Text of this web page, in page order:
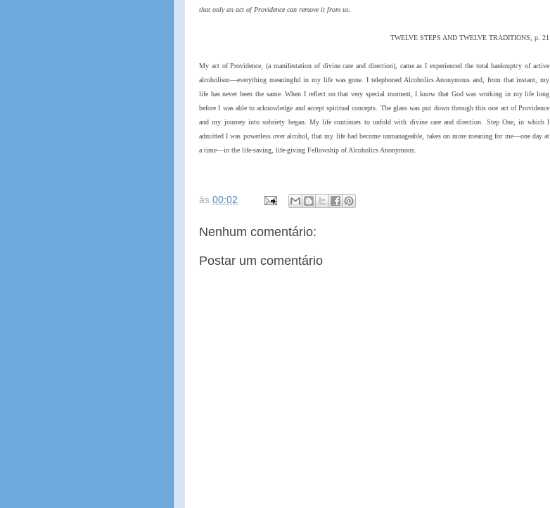
that only an act of Providence can remove it from us.
TWELVE STEPS AND TWELVE TRADITIONS, p. 21
My act of Providence, (a manifestation of divine care and direction), came as I experienced the total bankruptcy of active
alcoholism—everything meaningful in my life was gone. I telephoned Alcoholics Anonymous and, from that instant, my
life has never been the same. When I reflect on that very special moment, I know that God was working in my life long
before I was able to acknowledge and accept spiritual concepts. The glass was put down through this one act of Providence
and my journey into sobriety began. My life continues to unfold with divine care and direction. Step One, in which I
admitted I was powerless over alcohol, that my life had become unmanageable, takes on more meaning for me—one day at
a time—in the life-saving, life-giving Fellowship of Alcoholics Anonymous.
às 00:02
Nenhum comentário:
Postar um comentário